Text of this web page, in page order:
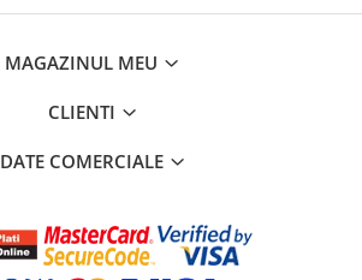
MAGAZINUL MEU
CLIENTI
DATE COMERCIALE